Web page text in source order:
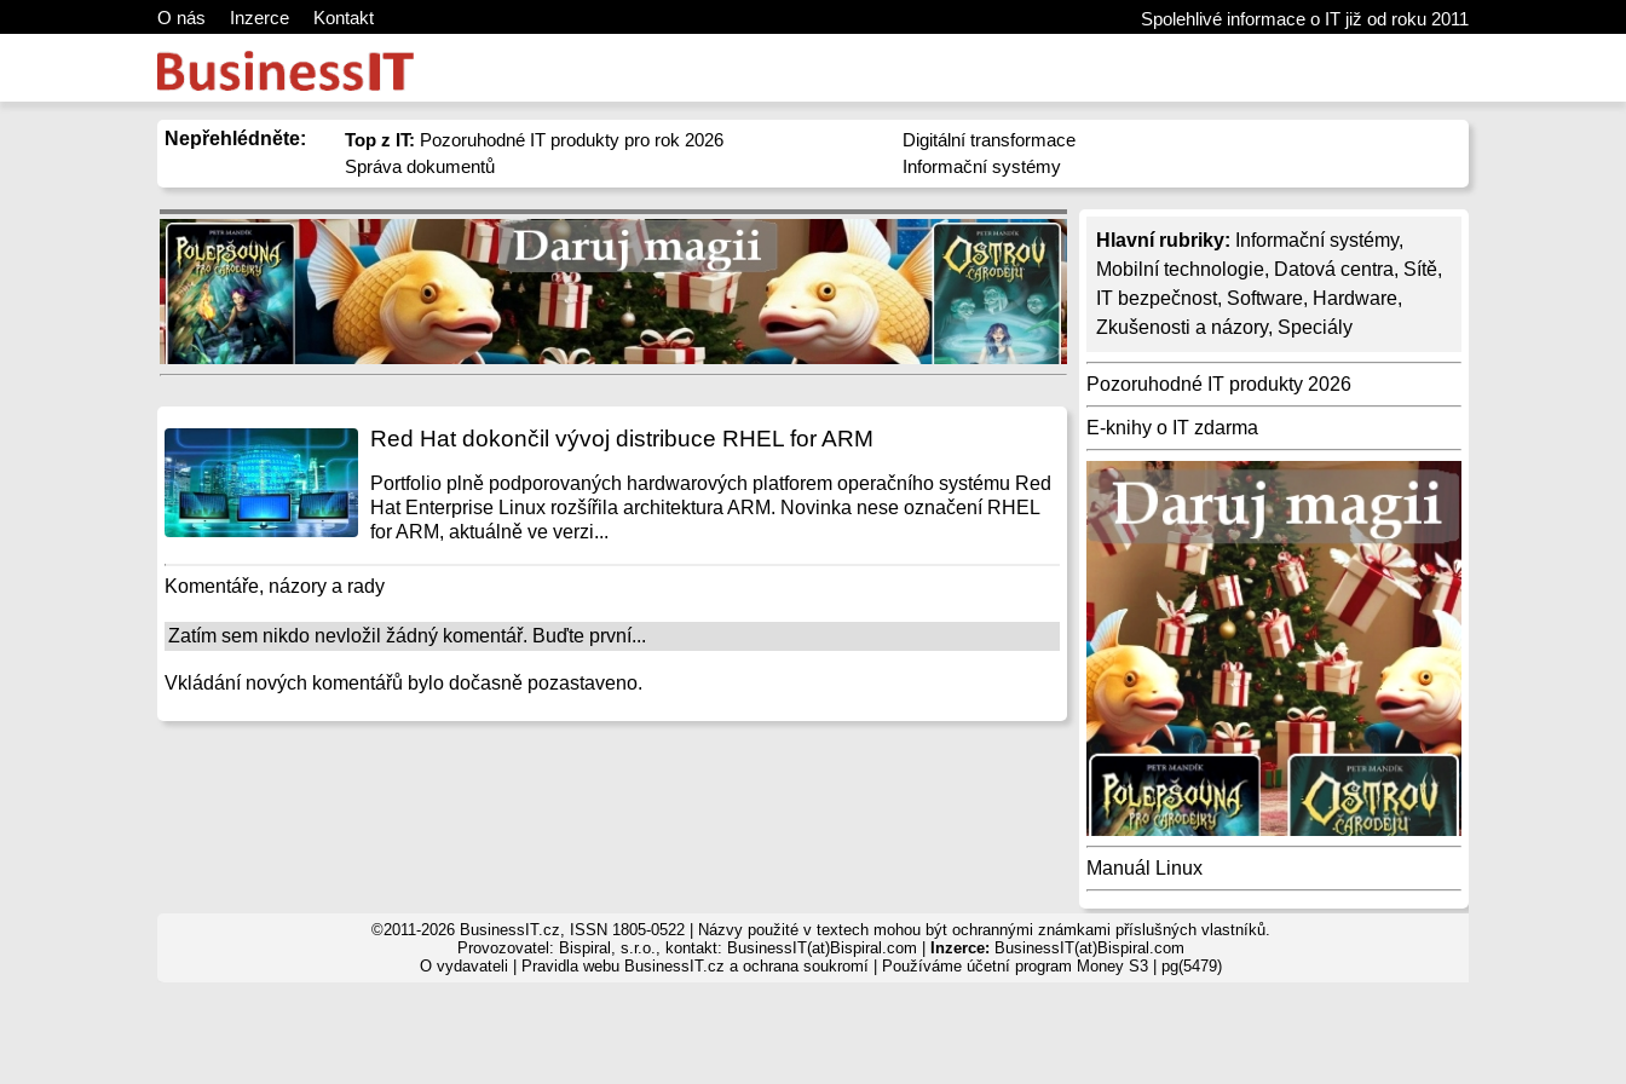
O nás Inzerce Kontakt Spolehlivé informace o IT již od roku 2011
Nepřehlédněte: Top z IT: Pozoruhodné IT produkty pro rok 2026
Správa dokumentů
Digitální transformace
Informační systémy
Hlavní rubriky: Informační systémy,
Mobilní technologie, Datová centra, Sítě,
IT bezpečnost, Software, Hardware,
Zkušenosti a názory, Speciály
Pozoruhodné IT produkty 2026
E-knihy o IT zdarma
Manuál Linux
Red Hat dokončil vývoj distribuce RHEL for ARM
Portfolio plně podporovaných hardwarových platforem operačního systému Red
Hat Enterprise Linux rozšířila architektura ARM. Novinka nese označení RHEL
for ARM, aktuálně ve verzi...
Komentáře, názory a rady
Zatím sem nikdo nevložil žádný komentář. Buďte první...
Vkládání nových komentářů bylo dočasně pozastaveno.
©2011-2026 BusinessIT.cz, ISSN 1805-0522 | Názvy použité v textech mohou být ochrannými známkami příslušných vlastníků.
Provozovatel: Bispiral, s.r.o., kontakt: BusinessIT(at)Bispiral.com |
Inzerce: BusinessIT(at)Bispiral.com
O vydavateli
Pravidla webu BusinessIT.cz a ochrana soukromí| Používáme účetní program Money S3| pg(5479)